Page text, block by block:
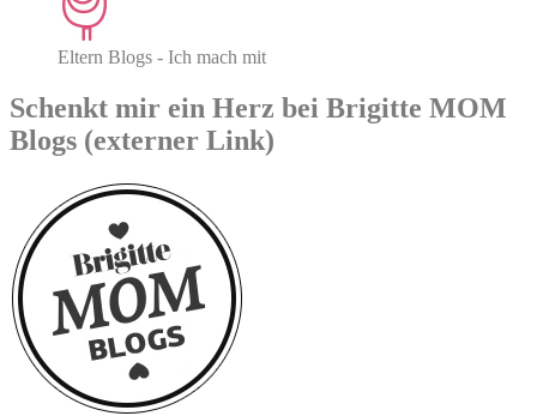
Eltern Blogs - Ich mach mit
Schenkt mir ein Herz bei Brigitte MOM
Blogs (externer Link)